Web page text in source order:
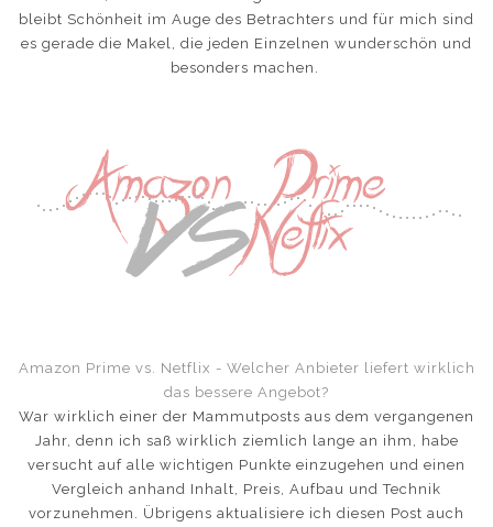
bleibt Schönheit im Auge des Betrachters und für mich sind
es gerade die Makel, die jeden Einzelnen wunderschön und
besonders machen.
Amazon Prime vs. Netflix - Welcher Anbieter liefert wirklich
das bessere Angebot?
War wirklich einer der Mammutposts aus dem vergangenen
Jahr, denn ich saß wirklich ziemlich lange an ihm, habe
versucht auf alle wichtigen Punkte einzugehen und einen
Vergleich anhand Inhalt, Preis, Aufbau und Technik
vorzunehmen. Übrigens aktualisiere ich diesen Post auch